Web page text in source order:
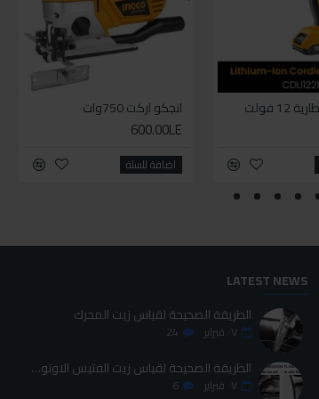
الاستخدام
700.00LE
اضافة للسلة
فولت انجكو اركت 750وات
600.00LE
اضافة للسلة
LATEST NEWS
الطريقة الصحيحة لقياس زيت المحرك
٠٧ فبراير 24
الطريقة الصحيحة لقياس زيت الفتيس الاوتوماتيك
٠٧ فبراير 6